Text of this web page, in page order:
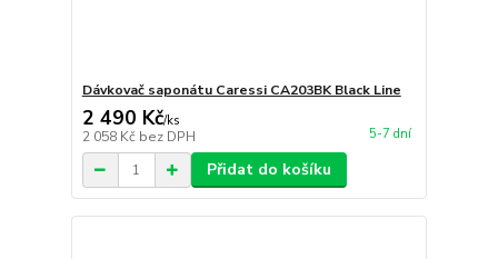
Dávkovač saponátu Caressi CA203BK Black Line
2 490 Kč/ks
2 058 Kč bez DPH 5-7 dní
Přidat do košíku